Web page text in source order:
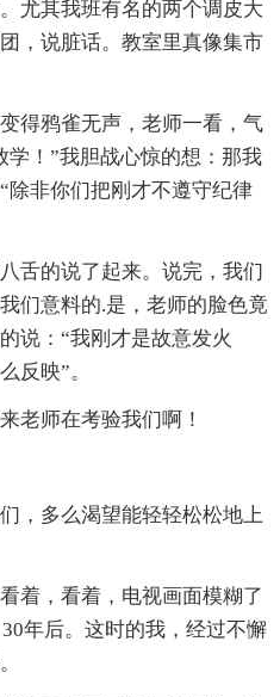
尤其我班有名的两个调皮大
，说脏话。教室里真像集市
得鸦雀无声，老师一看，气
学！”我胆战心惊的想：那我
除非你们把刚才不遵守纪律
舌的说了起来。说完，我们
们意料的.是，老师的脸色竟
说：“我刚才是故意发火
反映”。
老师在考验我们啊！
，多么渴望能轻轻松松地上
着，看着，电视画面模糊了
30年后。这时的我，经过不懈